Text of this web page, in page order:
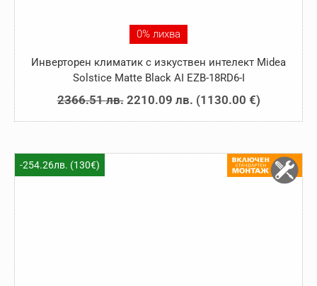
0% лихва
Инверторен климатик с изкуствен интелект Midea
Solstice Matte Black AI EZB-18RD6-I
2366.51лв. Original
price
2210.09 лв.Текущата
цена
2210.09 лв..
(1130.00 €)
-254.26лв. (130€)